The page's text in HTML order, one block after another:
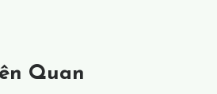
Quan